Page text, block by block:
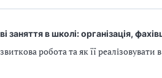
заняття в школі: організація,
робота та як її